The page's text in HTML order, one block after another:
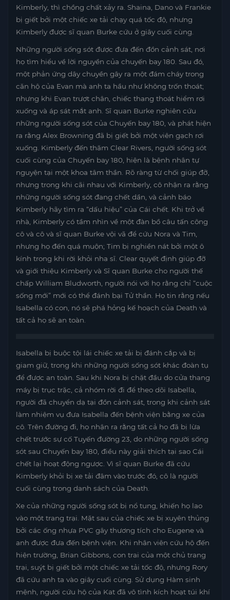
Kimberly, thì chồng chất xảy ra. Shaina, Dano và Frankie
bị giết bởi một chiếc xe tải chạy quá tốc độ, nhưng
Kimberly được sĩ quan Burke cứu ở giây cuối cùng.
Những người sống sót được đưa đến đồn cảnh sát, nơi
họ tìm hiểu về lời nguyền của chuyến bay 180. Sau đó,
một phản ứng dây chuyền gây ra một đám cháy trong
căn hộ của Evan mà anh ta hầu như không trốn thoát;
nhưng khi Evan trượt chân, chiếc thang thoát hiểm rơi
xuống và áp sát mắt anh. Sĩ quan Burke nghiên cứu
những người sống sót của Chuyến bay 180, và phát hiện
ra rằng Alex Browning đã bị giết bởi một viên gạch rơi
xuống. Kimberly đến thăm Clear Rivers, người sống sót
cuối cùng của Chuyến bay 180, hiện là bệnh nhân tự
nguyện tại một khoa tâm thần. Rõ ràng từ chối giúp đỡ,
nhưng trong khi cãi nhau với Kimberly, cô nhận ra rằng
những người sống sót đang chết dần, và cảnh báo
Kimberly hãy tìm ra “dấu hiệu” của Cái chết. Khi trở về
nhà, Kimberly có tầm nhìn về một đàn bồ câu tấn công
cô và cô và sĩ quan Burke vội vã để cứu Nora và Tim,
nhưng họ đến quá muộn; Tim bị nghiền nát bởi một ô
kính trong khi rời khỏi nha sĩ. Clear quyết định giúp đỡ
và giới thiệu Kimberly và Sĩ quan Burke cho người thế
chấp William Bludworth, người nói với họ rằng chỉ “cuộc
sống mới” mới có thể đánh bại Tử thần. Họ tin rằng nếu
Isabella có con, nó sẽ phá hỏng kế hoạch của Death và
tất cả họ sẽ an toàn.
Isabella bị buộc tội lái chiếc xe tải bị đánh cắp và bị
giam giữ, trong khi những người sống sót khác đoàn tụ
để được an toàn. Sau khi Nora bị chặt đầu do cửa thang
máy bị trục trặc, cả nhóm rời đi để theo dõi Isabella,
người đã chuyển dạ tại đồn cảnh sát, trong khi cảnh sát
làm nhiệm vụ đưa Isabella đến bệnh viện bằng xe của
cô. Trên đường đi, họ nhận ra rằng tất cả họ đã bị lừa
chết trước sự cố Tuyến đường 23, do những người sống
sót sau Chuyến bay 180, điều này giải thích tại sao Cái
chết lại hoạt động ngược. Vì sĩ quan Burke đã cứu
Kimberly khỏi bị xe tải đâm vào trước đó, cô là người
cuối cùng trong danh sách của Death.
Xe của những người sống sót bị nổ tung, khiến họ lao
vào một trang trại. Mặt sau của chiếc xe bị xuyên thủng
bởi các ống nhựa PVC gây thương tích cho Eugene và
anh được đưa đến bệnh viện. Khi nhân viên cứu hộ đến
hiện trường, Brian Gibbons, con trai của một chủ trang
trại, suýt bị giết bởi một chiếc xe tải tốc độ, nhưng Rory
đã cứu anh ta vào giây cuối cùng. Sử dụng Hàm sinh
mệnh, người cứu hộ của Kat đã vô tình kích hoạt túi khí